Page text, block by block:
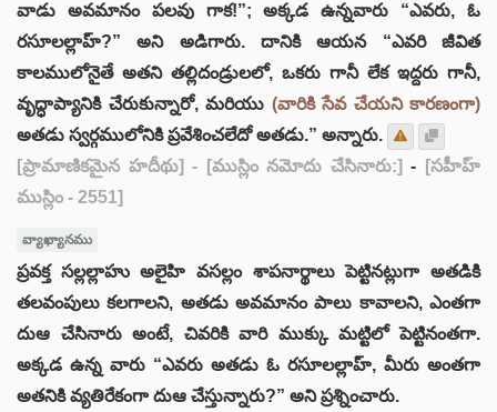
వాడు అవమానం పలవు గాక!”; అక్కడ ఉన్నవారు “ఎవరు, ఓ
రసూలల్లాహ్?” అని అడిగారు. దానికి ఆయన “ఎవరి జీవిత
కాలములోనైతే అతని తల్లిదండ్రులలో, ఒకరు గానీ లేక ఇద్దరు గానీ,
వృద్ధాప్యానికి చేరుకున్నారో, మరియు (వారికి సేవ చేయని కారణంగా)
అతడు స్వర్గములోనికి ప్రవేశించలేదో అతడు.” అన్నారు.
[ప్రామాణికమైన హదీథు] - [ముస్లిం నమోదు చేసినారు:] -
[సహీహ్
ముస్లిం - 2551]
వ్యాఖ్యానము
ప్రవక్త సల్లల్లాహు అలైహి వసల్లం శాపనార్థాలు పెట్టినట్లుగా అతడికి
తలవంపులు కలగాలని, అతడు అవమానం పాలు కావాలని, ఎంతగా
దుఆ చేసినారు అంటే, చివరికి వారి ముక్కు మట్టిలో పెట్టినంతగా.
అక్కడ ఉన్న వారు “ఎవరు అతడు ఓ రసూలల్లాహ్, మీరు అంతగా
అతనికి వ్యతిరేకంగా దుఆ చేస్తున్నారు?” అని ప్రశ్నించారు.